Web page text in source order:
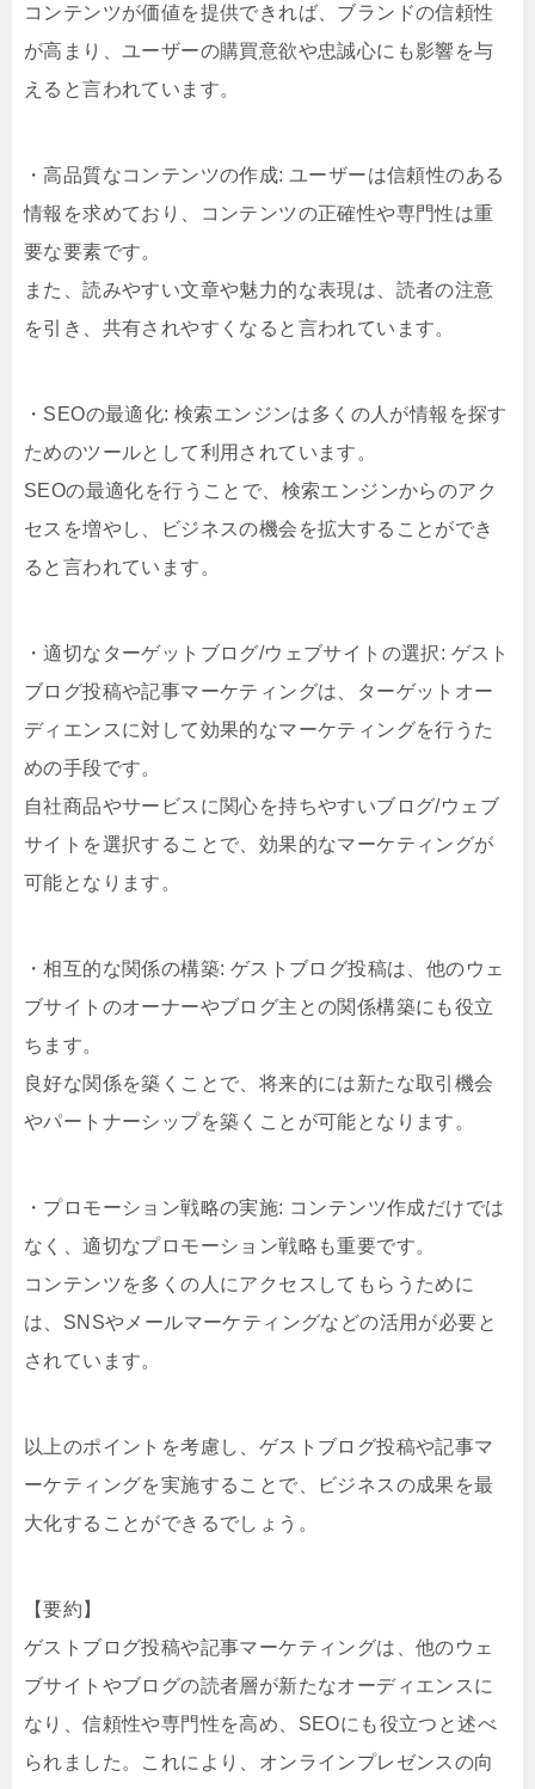
コンテンツが価値を提供できれば、ブランドの信頼性
が高まり、ユーザーの購買意欲や忠誠心にも影響を与
えると言われています。
・高品質なコンテンツの作成: ユーザーは信頼性のある
情報を求めており、コンテンツの正確性や専門性は重
要な要素です。
また、読みやすい文章や魅力的な表現は、読者の注意
を引き、共有されやすくなると言われています。
・SEOの最適化: 検索エンジンは多くの人が情報を探す
ためのツールとして利用されています。
SEOの最適化を行うことで、検索エンジンからのアク
セスを増やし、ビジネスの機会を拡大することができ
ると言われています。
・適切なターゲットブログ/ウェブサイトの選択: ゲスト
ブログ投稿や記事マーケティングは、ターゲットオー
ディエンスに対して効果的なマーケティングを行うた
めの手段です。
自社商品やサービスに関心を持ちやすいブログ/ウェブ
サイトを選択することで、効果的なマーケティングが
可能となります。
・相互的な関係の構築: ゲストブログ投稿は、他のウェ
ブサイトのオーナーやブログ主との関係構築にも役立
ちます。
良好な関係を築くことで、将来的には新たな取引機会
やパートナーシップを築くことが可能となります。
・プロモーション戦略の実施: コンテンツ作成だけでは
なく、適切なプロモーション戦略も重要です。
コンテンツを多くの人にアクセスしてもらうために
は、SNSやメールマーケティングなどの活用が必要と
されています。
以上のポイントを考慮し、ゲストブログ投稿や記事マ
ーケティングを実施することで、ビジネスの成果を最
大化することができるでしょう。
【要約】
ゲストブログ投稿や記事マーケティングは、他のウェ
ブサイトやブログの読者層が新たなオーディエンスに
なり、信頼性や専門性を高め、SEOにも役立つと述べ
られました。これにより、オンラインプレゼンスの向